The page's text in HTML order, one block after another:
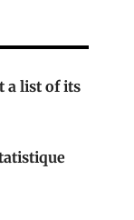
a list of its